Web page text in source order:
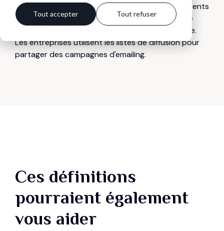
Tout accepter Tout refuser
un prospect par exemple. Les destinataires présents
dans une même liste de diffusion vont recevoir le
même email marketing de la part d'une entreprise.
Les entreprises utilisent les listes de diffusion pour
partager des campagnes d'emailing.
Ces définitions
pourraient également
vous aider